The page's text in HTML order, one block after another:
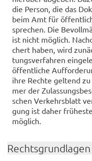
die Per­son, die das
beim Amt für
spre­chen. Die
ist nicht mög­lich.
chert haben, wird
tungs­ver­fah­ren
öf­fent­li­che
ihre Rech­te gel­tend
mer der
schen Ver­kehrs­blatt
gung ist daher
mög­lich.
Rechts­grund­la­gen